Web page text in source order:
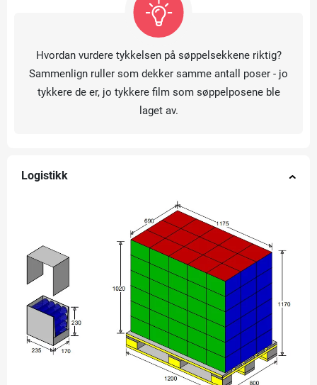
Hvordan vurdere tykkelsen på søppelsekkene riktig?
Sammenlign ruller som dekker samme antall poser - jo
tykkere de er, jo tykkere film som søppelposene ble
laget av.
Logistikk